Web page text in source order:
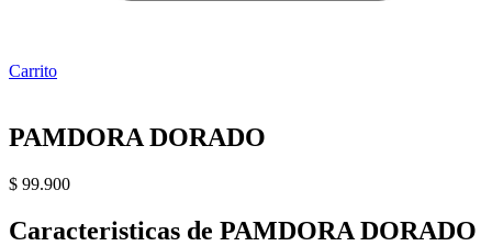
Carrito
PAMDORA DORADO
$ 99.900
Caracteristicas de PAMDORA DORADO